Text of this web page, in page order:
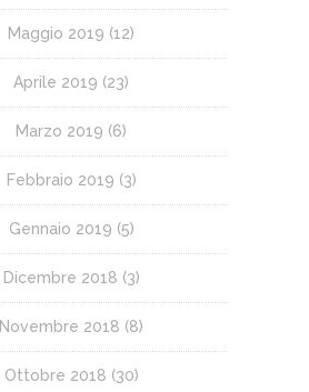
Maggio 2019 (12)
Aprile 2019 (23)
Marzo 2019 (6)
Febbraio 2019 (3)
Gennaio 2019 (5)
Dicembre 2018 (3)
Novembre 2018 (8)
Ottobre 2018 (30)